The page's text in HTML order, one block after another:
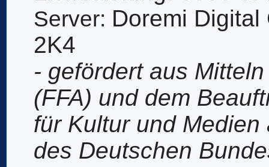
Server: Doremi
2K4
- gefördert aus
(FFA) und dem
für Kultur und
des Deutschen